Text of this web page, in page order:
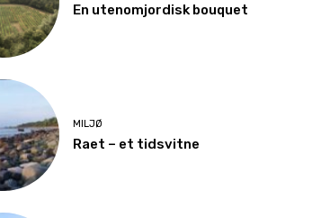
En utenomjordisk bouquet
MILJØ
Raet – et tidsvitne